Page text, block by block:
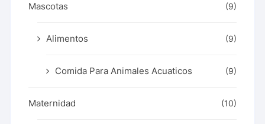
Mascotas (9)
Alimentos (9)
Comida Para Animales Acuaticos (9)
Maternidad (10)